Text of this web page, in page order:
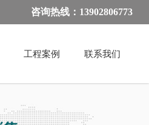
咨询热线：13902806773
工程案例 联系我们